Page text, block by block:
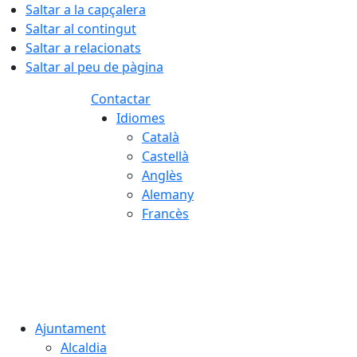
Saltar a la capçalera
Saltar al contingut
Saltar a relacionats
Saltar al peu de pàgina
Contactar
Idiomes
Català
Castellà
Anglès
Alemany
Francès
Ajuntament
Alcaldia